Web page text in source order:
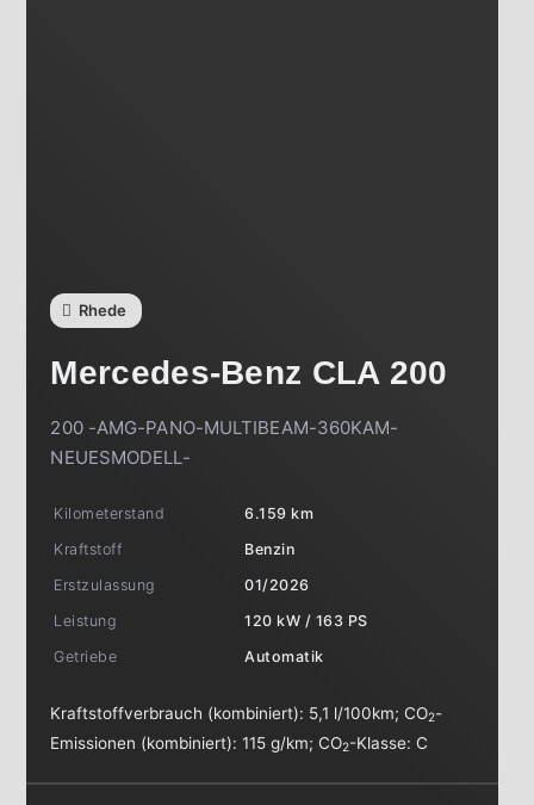
Rhede
Mercedes-Benz CLA 200
200 -AMG-PANO-MULTIBEAM-360KAM-
NEUESMODELL-
Kilometerstand
6.159 km
Kraftstoff
Benzin
Erstzulassung
01/2026
Leistung
120 kW / 163 PS
Getriebe
Automatik
Kraftstoffverbrauch (kombiniert): 5,1 l/100km;CO2-
Emissionen (kombiniert):115 g/km;CO2-Klasse:C